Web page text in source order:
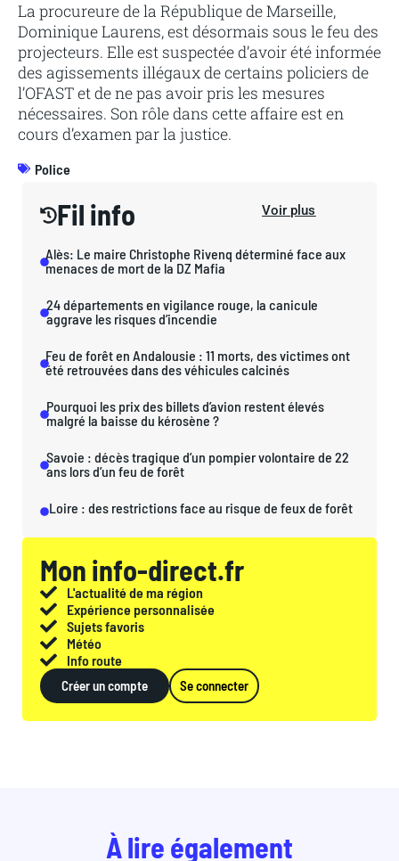
La procureure de la République de Marseille,
Dominique Laurens, est désormais sous le feu des
projecteurs. Elle est suspectée d’avoir été informée
des agissements illégaux de certains policiers de
l’OFAST et de ne pas avoir pris les mesures
nécessaires. Son rôle dans cette affaire est en
cours d’examen par la justice.
Police
Fil info Voir plus
Alès: Le maire Christophe Rivenq déterminé face aux
menaces de mort de la DZ Mafia
24 départements en vigilance rouge, la canicule
aggrave les risques d’incendie
Feu de forêt en Andalousie : 11 morts, des victimes ont
été retrouvées dans des véhicules calcinés
Pourquoi les prix des billets d’avion restent élevés
malgré la baisse du kérosène ?
Savoie : décès tragique d’un pompier volontaire de 22
ans lors d’un feu de forêt
Loire : des restrictions face au risque de feux de forêt
Mon info-direct.fr
L'actualité de ma région
Expérience personnalisée
Sujets favoris
Météo
Info route
Créer un compte Se connecter
À lire également